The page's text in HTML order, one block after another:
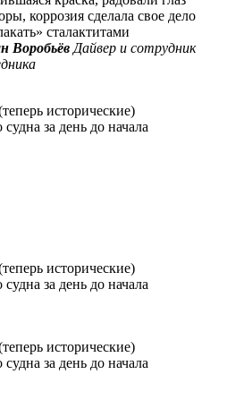
коррозия сделала свое дело
сталактитами
Воробьёв Дайвер и сотрудник
исторические)
за день до начала
исторические)
за день до начала
исторические)
за день до начала